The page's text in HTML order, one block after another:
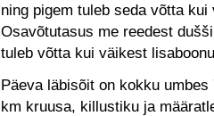
ning pigem tuleb seda võtta
Osavõtutasus me reedest
tuleb võtta kui väikest
Päeva läbisõit on kokku
km kruusa, killustiku ja